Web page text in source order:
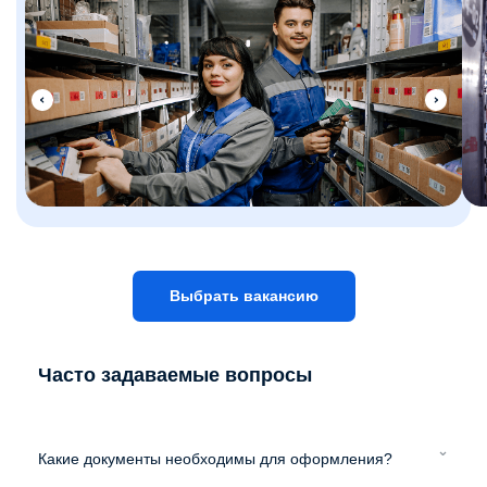
Выбрать вакансию
Часто задаваемые вопросы
Какие документы необходимы для оформления?